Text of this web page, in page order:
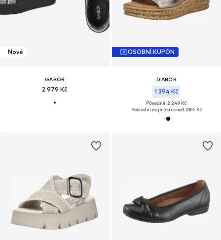
Nové
GABOR
2 979 Kč
OSOBNÍ KUPÓN
GABOR
1 394 Kč
Původně: 2 249 Kč
Poslední nejnižší cena:1 084 Kč